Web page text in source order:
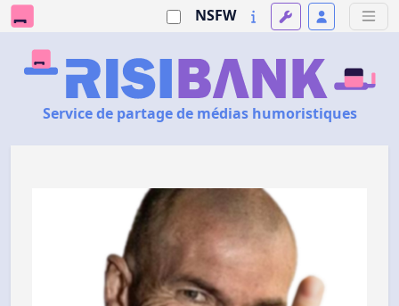
NSFW
Service de partage de médias humoristiques